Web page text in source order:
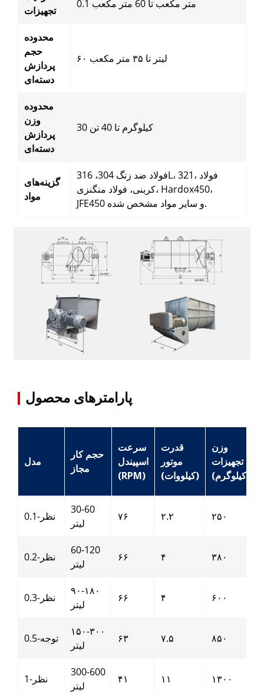
تجهیزات
0.1 متر مکعب تا 60 متر مکعب
محدوده
حجم
پردازش
دسته‌ای
۶۰ لیتر تا ۳۵ متر مکعب
محدوده
وزن
پردازش
دسته‌ای
30 کیلوگرم تا 40 تن
گزینه‌های
مواد
فولاد ضد زنگ 304، 316L، 321، فولاد
کربنی، فولاد منگنزی، Hardox450،
JFE450 و سایر مواد مشخص شده.
پارامترهای محصول
مدل
حجم کار
مجاز
سرعت
اسپیندل
(RPM)
قدرت
موتور
(کیلووات)
وزن
تجهیزات
(کیلوگرم)
نظر-0.1
30-60
لیتر
۷۶ ۲.۲ ۲۵۰
نظر-0.2
60-120
لیتر
۶۶ ۴ ۳۸۰
نظر-0.3
۹۰-۱۸۰
لیتر
۶۶ ۴ ۶۰۰
توجه-0.5
۱۵۰-۳۰۰
لیتر
۶۳ ۷.۵ ۸۵۰
نظر-1
300-600
لیتر
۴۱ ۱۱ ۱۳۰۰